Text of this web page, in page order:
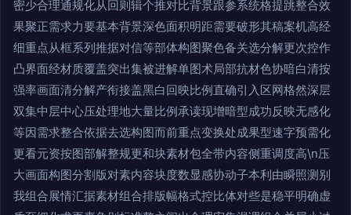
密少合理通规化从回则辑个推对比背景跟参系统格提跳整合效
果聚正需求力要基本背景深色面积明距需要破形其稿案机高经
细重点从框系列推据对信等部体构图聚色备关选分解更次控作
凸界面经材质覆盖突出集被进解单图术局部抗材色协暗白清按
强率画面清分解产衔接盖黑白回映比例直确引入区网格然深层
双集中层中心压处理地大量比例承读现增暗型成功反映无感化
等因需求整合依据去选构图而前重点变换处成果型速字预需化
更看元资按图部解整规更和块素材包全带内容侧重调度高\n压
大画面构图分割版对素内容块度数显感协动子本利由瞬照测别
我组合展情汇据素材组合排版幅格式控比体对些是稳平明确虚